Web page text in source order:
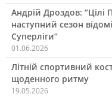
Андрій Дроздов: “Цілі
наступний сезон
Суперліги”
01.06.2026
Літній спортивний
щоденного ритму
19.05.2026